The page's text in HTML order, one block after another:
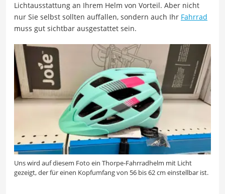
Lichtausstattung an Ihrem Helm von Vorteil. Aber nicht
nur Sie selbst sollten auffallen, sondern auch Ihr Fahrrad
muss gut sichtbar ausgestattet sein.
Uns wird auf diesem Foto ein Thorpe-Fahrradhelm mit Licht
gezeigt, der für einen Kopfumfang von 56 bis 62 cm einstellbar ist.